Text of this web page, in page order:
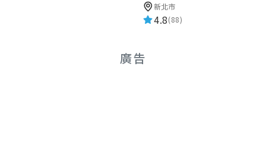
新北市
4.8(88)
廣告